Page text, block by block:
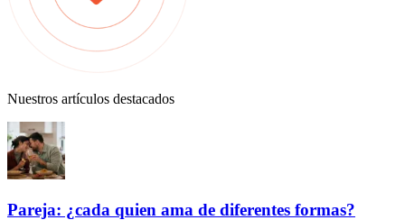
Nuestros artículos destacados
Pareja: ¿cada quien ama de diferentes formas?